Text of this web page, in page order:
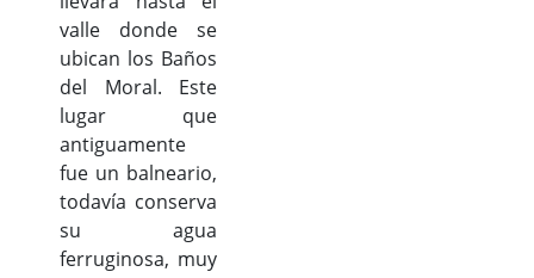
valle donde se
ubican los Baños
del Moral. Este
lugar que
antiguamente
fue un balneario,
todavía conserva
su agua
ferruginosa, muy